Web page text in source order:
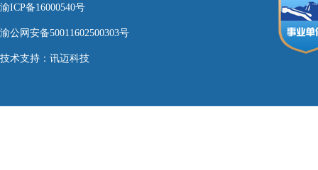
渝ICP备16000540号
渝公网安备50011602500303号
技术支持： 讯迈科技